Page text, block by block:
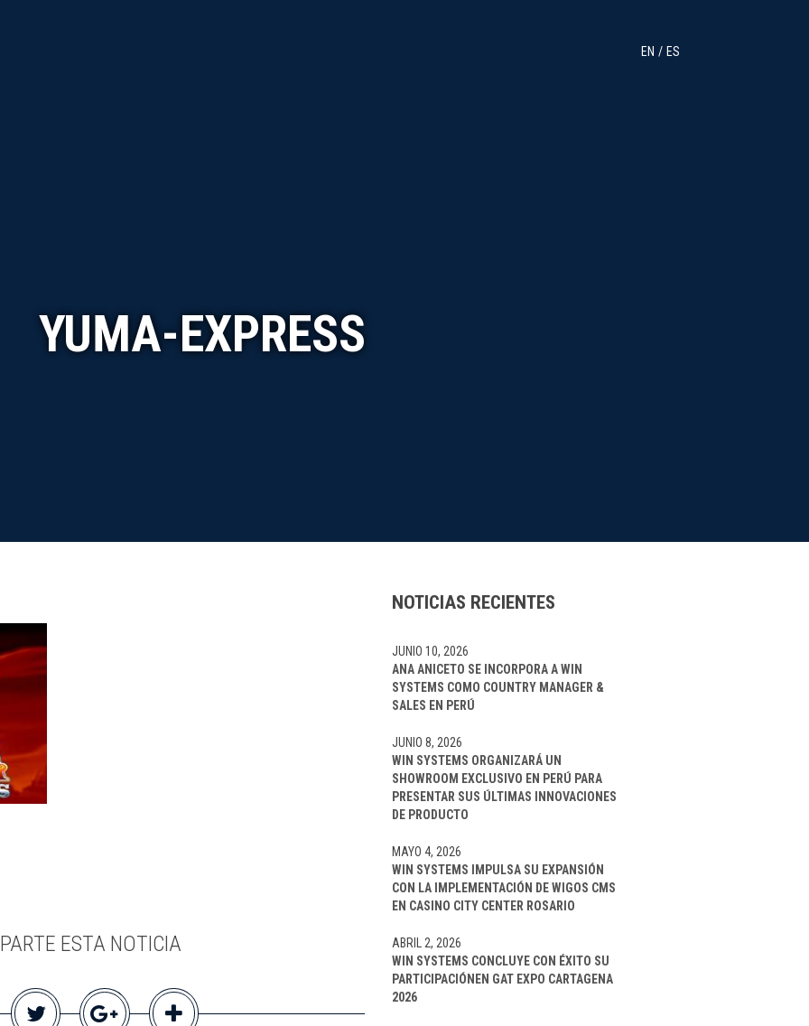
EN ES
YUMA-EXPRESS
ESTA NOTICIA
NOTICIAS RECIENTES
ANA ANICETO SE INCORPORA A WIN
SYSTEMS COMO COUNTRY MANAGER &
SALES EN PERÚ
JUNIO 10, 2026
WIN SYSTEMS ORGANIZARÁ UN
SHOWROOM EXCLUSIVO EN PERÚ PARA
PRESENTAR SUS ÚLTIMAS INNOVACIONES
DE PRODUCTO
JUNIO 8, 2026
WIN SYSTEMS IMPULSA SU EXPANSIÓN
CON LA IMPLEMENTACIÓN DE WIGOS CMS
EN CASINO CITY CENTER ROSARIO
MAYO 4, 2026
WIN SYSTEMS CONCLUYE CON ÉXITO SU
PARTICIPACIÓNEN GAT EXPO CARTAGENA
2026
ABRIL 2, 2026